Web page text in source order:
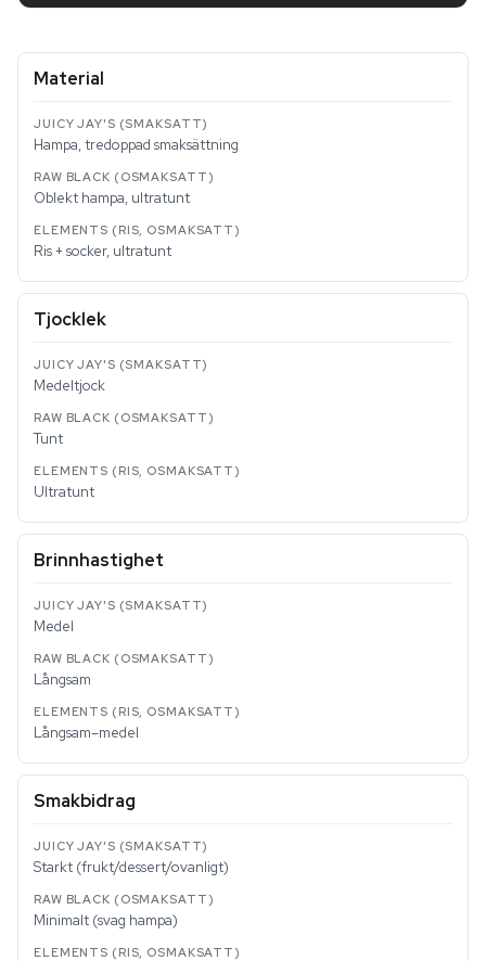
Material
Hampa, tredoppad smaksättning
Oblekt hampa, ultratunt
Ris + socker, ultratunt
Tjocklek
Medeltjock
Tunt
Ultratunt
Brinnhastighet
Medel
Långsam
Långsam–medel
Smakbidrag
Starkt (frukt/dessert/ovanligt)
Minimalt (svag hampa)